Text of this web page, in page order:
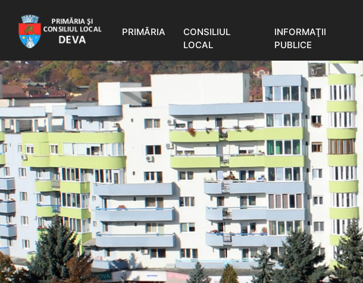
PRIMĂRIA
CONSILIUL
LOCAL
INFORMAŢII
PUBLICE